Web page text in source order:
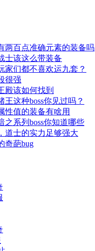
两百点准确元素的装备吗
士该这么带装备
家们都不喜欢运九套？
很强
殿该如何找到
王这种boss你见过吗？
性值的装备有啥用
之系列boss你知道哪些
道士的实力足够强大
奇葩bug